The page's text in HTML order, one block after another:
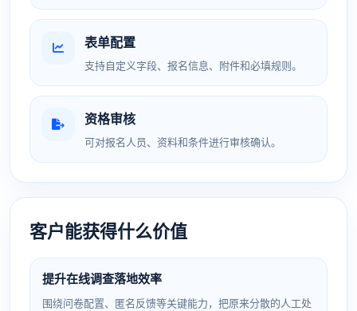
表单配置
支持自定义字段、报名信息、附件和必填规则。
资格审核
可对报名人员、资料和条件进行审核确认。
客户能获得什么价值
提升在线调查落地效率
围绕问卷配置、匿名反馈等关键能力，把原来分散的人工处